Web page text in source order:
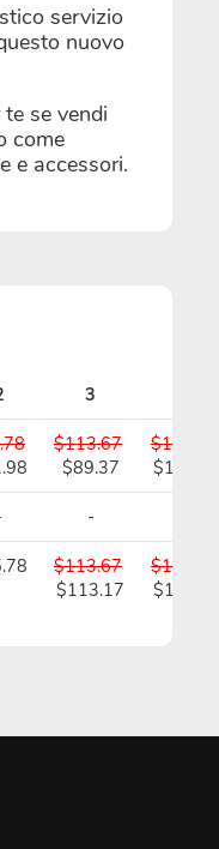
servizio
nuovo
se vendi
come
e accessori.
3
$113.67
$89.37
$151.56
-
$113.67
$113.17
$151.56